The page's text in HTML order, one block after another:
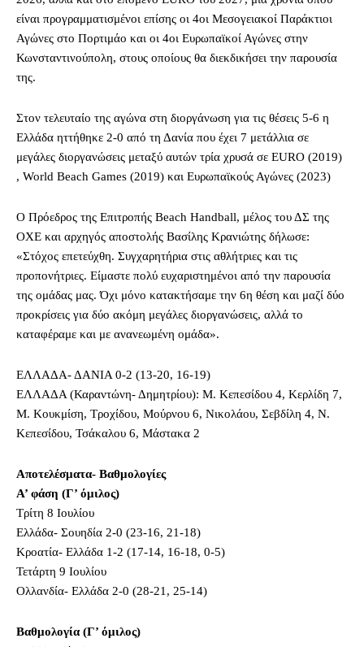
είναι προγραμματισμένοι επίσης οι 4οι Μεσογειακοί Παράκτιοι
Αγώνες στο Πορτιμάο και οι 4οι Ευρωπαϊκοί Αγώνες στην
Κωνσταντινούπολη, στους οποίους θα διεκδικήσει την παρουσία
της.
Στον τελευταίο της αγώνα στη διοργάνωση για τις θέσεις 5-6 η
Ελλάδα ηττήθηκε 2-0 από τη Δανία που έχει 7 μετάλλια σε
μεγάλες διοργανώσεις μεταξύ αυτών τρία χρυσά σε EURO (2019)
, World Beach Games (2019) και Ευρωπαϊκούς Αγώνες (2023)
Ο Πρόεδρος της Επιτροπής Beach Handball, μέλος του ΔΣ της
ΟΧΕ και αρχηγός αποστολής Βασίλης Κρανιώτης δήλωσε:
«Στόχος επετεύχθη. Συγχαρητήρια στις αθλήτριες και τις
προπονήτριες. Είμαστε πολύ ευχαριστημένοι από την παρουσία
της ομάδας μας. Όχι μόνο κατακτήσαμε την 6η θέση και μαζί δύο
προκρίσεις για δύο ακόμη μεγάλες διοργανώσεις, αλλά το
καταφέραμε και με ανανεωμένη ομάδα».
ΕΛΛΑΔΑ- ΔΑΝΙΑ 0-2 (13-20, 16-19)
ΕΛΛΑΔΑ (Καραντώνη- Δημητρίου): Μ. Κεπεσίδου 4, Κερλίδη 7,
Μ. Κουκμίση, Τροχίδου, Μούρνου 6, Νικολάου, Σεβδίλη 4, Ν.
Κεπεσίδου, Τσάκαλου 6, Μάστακα 2
Αποτελέσματα- Βαθμολογίες
A’ φάση (Γ’ όμιλος)
Τρίτη 8 Ιουλίου
Ελλάδα- Σουηδία 2-0 (23-16, 21-18)
Κροατία- Ελλάδα 1-2 (17-14, 16-18, 0-5)
Τετάρτη 9 Ιουλίου
Ολλανδία- Ελλάδα 2-0 (28-21, 25-14)
Βαθμολογία (Γ’ όμιλος)